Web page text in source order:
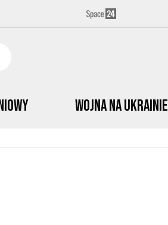
Wojna na Ukrainie